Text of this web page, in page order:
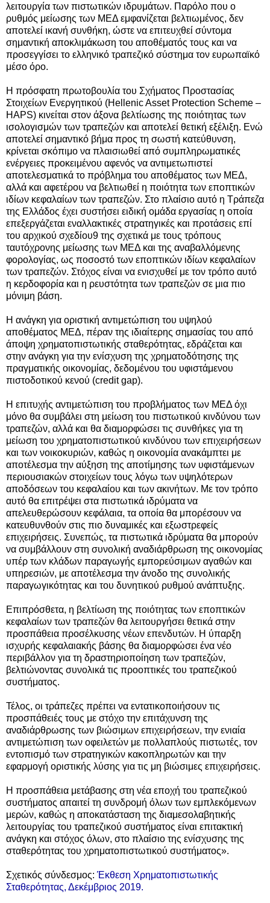
λειτουργία των πιστωτικών ιδρυμάτων. Παρόλο που ο
ρυθμός μείωσης των ΜΕΔ εμφανίζεται βελτιωμένος, δεν
αποτελεί ικανή συνθήκη, ώστε να επιτευχθεί σύντομα
σημαντική αποκλιμάκωση του αποθέματός τους και να
προσεγγίσει το ελληνικό τραπεζικό σύστημα τον ευρωπαϊκό
μέσο όρο.
Η πρόσφατη πρωτοβουλία του Σχήματος Προστασίας
Στοιχείων Ενεργητικού (Hellenic Asset Protection Scheme –
HAPS) κινείται στον άξονα βελτίωσης της ποιότητας των
ισολογισμών των τραπεζών και αποτελεί θετική εξέλιξη. Ενώ
αποτελεί σημαντικό βήμα προς τη σωστή κατεύθυνση,
κρίνεται σκόπιμο να πλαισιωθεί από συμπληρωματικές
ενέργειες προκειμένου αφενός να αντιμετωπιστεί
αποτελεσματικά το πρόβλημα του αποθέματος των ΜΕΔ,
αλλά και αφετέρου να βελτιωθεί η ποιότητα των εποπτικών
ιδίων κεφαλαίων των τραπεζών. Στο πλαίσιο αυτό η Τράπεζα
της Ελλάδος έχει συστήσει ειδική ομάδα εργασίας η οποία
επεξεργάζεται εναλλακτικές στρατηγικές και προτάσεις επί
του αρχικού σχεδίου9 της σχετικά με τους τρόπους
ταυτόχρονης μείωσης των ΜΕΔ και της αναβαλλόμενης
φορολογίας, ως ποσοστό των εποπτικών ιδίων κεφαλαίων
των τραπεζών. Στόχος είναι να ενισχυθεί με τον τρόπο αυτό
η κερδοφορία και η ρευστότητα των τραπεζών σε μια πιο
μόνιμη βάση.
Η ανάγκη για οριστική αντιμετώπιση του υψηλού
αποθέματος ΜΕΔ, πέραν της ιδιαίτερης σημασίας του από
άποψη χρηματοπιστωτικής σταθερότητας, εδράζεται και
στην ανάγκη για την ενίσχυση της χρηματοδότησης της
πραγματικής οικονομίας, δεδομένου του υφιστάμενου
πιστοδοτικού κενού (credit gap).
Η επιτυχής αντιμετώπιση του προβλήματος των ΜΕΔ όχι
μόνο θα συμβάλει στη μείωση του πιστωτικού κινδύνου των
τραπεζών, αλλά και θα διαμορφώσει τις συνθήκες για τη
μείωση του χρηματοπιστωτικού κινδύνου των επιχειρήσεων
και των νοικοκυριών, καθώς η οικονομία ανακάμπτει με
αποτέλεσμα την αύξηση της αποτίμησης των υφιστάμενων
περιουσιακών στοιχείων τους λόγω των υψηλότερων
αποδόσεων του κεφαλαίου και των ακινήτων. Με τον τρόπο
αυτό θα επιτρέψει στα πιστωτικά ιδρύματα να
απελευθερώσουν κεφάλαια, τα οποία θα μπορέσουν να
κατευθυνθούν στις πιο δυναμικές και εξωστρεφείς
επιχειρήσεις. Συνεπώς, τα πιστωτικά ιδρύματα θα μπορούν
να συμβάλλουν στη συνολική αναδιάρθρωση της οικονομίας
υπέρ των κλάδων παραγωγής εμπορεύσιμων αγαθών και
υπηρεσιών, με αποτέλεσμα την άνοδο της συνολικής
παραγωγικότητας και του δυνητικού ρυθμού ανάπτυξης.
Επιπρόσθετα, η βελτίωση της ποιότητας των εποπτικών
κεφαλαίων των τραπεζών θα λειτουργήσει θετικά στην
προσπάθεια προσέλκυσης νέων επενδυτών. Η ύπαρξη
ισχυρής κεφαλαιακής βάσης θα διαμορφώσει ένα νέο
περιβάλλον για τη δραστηριοποίηση των τραπεζών,
βελτιώνοντας συνολικά τις προοπτικές του τραπεζικού
συστήματος.
Τέλος, οι τράπεζες πρέπει να εντατικοποιήσουν τις
προσπάθειές τους με στόχο την επιτάχυνση της
αναδιάρθρωσης των βιώσιμων επιχειρήσεων, την ενιαία
αντιμετώπιση των οφειλετών με πολλαπλούς πιστωτές, τον
εντοπισμό των στρατηγικών κακοπληρωτών και την
εφαρμογή οριστικής λύσης για τις μη βιώσιμες επιχειρήσεις.
Η προσπάθεια μετάβασης στη νέα εποχή του τραπεζικού
συστήματος απαιτεί τη συνδρομή όλων των εμπλεκόμενων
μερών, καθώς η αποκατάσταση της διαμεσολαβητικής
λειτουργίας του τραπεζικού συστήματος είναι επιτακτική
ανάγκη και στόχος όλων, στο πλαίσιο της ενίσχυσης της
σταθερότητας του χρηματοπιστωτικού συστήματος».
Σχετικός σύνδεσμος: Έκθεση Χρηματοπιστωτικής
Σταθερότητας, Δεκέμβριος 2019.